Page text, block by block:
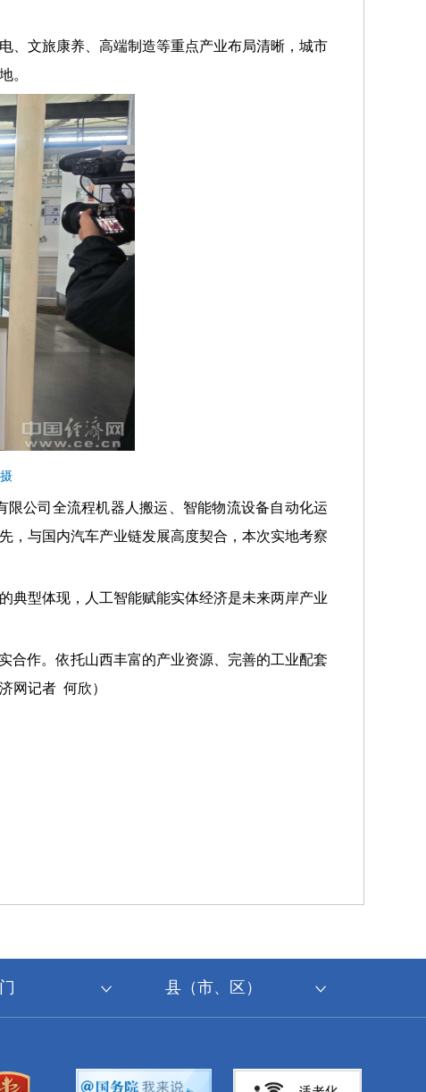
、文旅康养、高端制造等重点产业布局清晰，城市
。
公司全流程机器人搬运、智能物流设备自动化运
，与国内汽车产业链发展高度契合，本次实地考察
典型体现，人工智能赋能实体经济是未来两岸产业
合作。依托山西丰富的产业资源、完善的工业配套
网记者 何欣）
县（市、区）